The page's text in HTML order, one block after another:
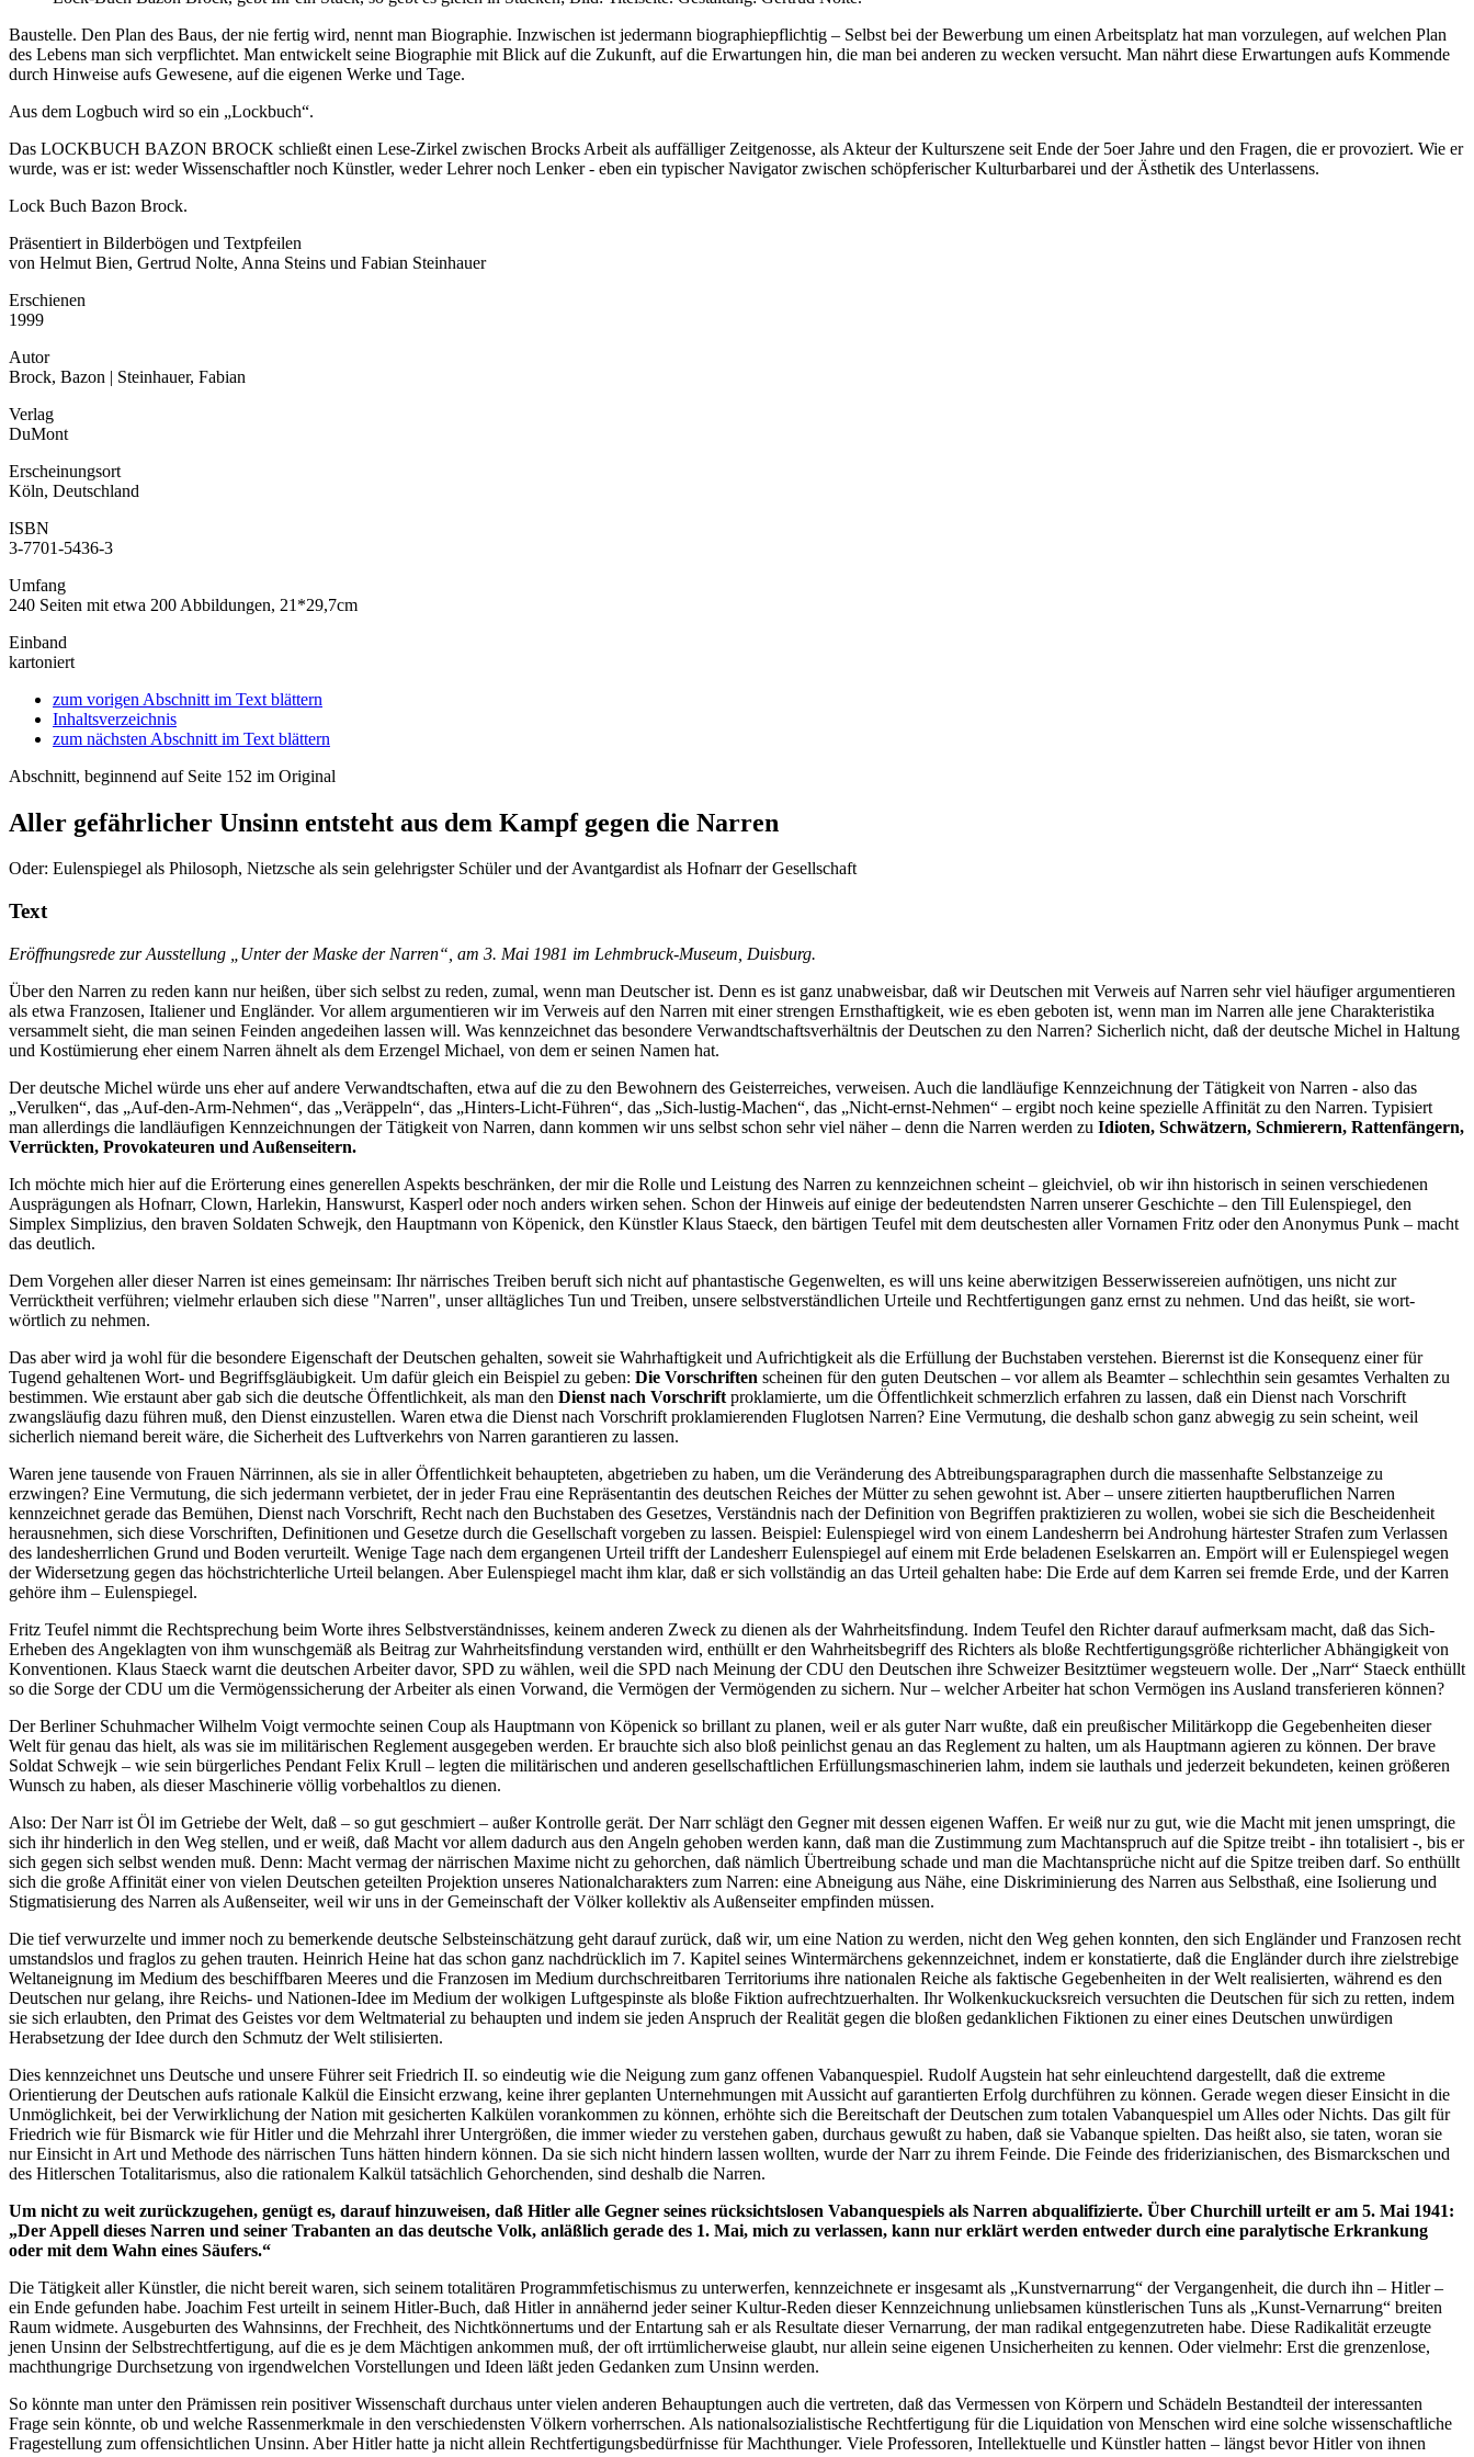
Baustelle. Den Plan des Baus, der nie fertig wird, nennt man Biographie. Inzwischen ist jedermann biographiepflichtig – Selbst bei der Bewerbung um einen Arbeitsplatz hat man vorzulegen, auf welchen Plan
des Lebens man sich verpflichtet. Man entwickelt seine Biographie mit Blick auf die Zukunft, auf die Erwartungen hin, die man bei anderen zu wecken versucht. Man nährt diese Erwartungen aufs Kommende
durch Hinweise aufs Gewesene, auf die eigenen Werke und Tage.
Aus dem Logbuch wird so ein „Lockbuch“.
Das LOCKBUCH BAZON BROCK schließt einen Lese-Zirkel zwischen Brocks Arbeit als auffälliger Zeitgenosse, als Akteur der Kulturszene seit Ende der 5oer Jahre und den Fragen, die er provoziert. Wie er
wurde, was er ist: weder Wissenschaftler noch Künstler, weder Lehrer noch Lenker - eben ein typischer Navigator zwischen schöpferischer Kulturbarbarei und der Ästhetik des Unterlassens.
Lock Buch Bazon Brock.
Präsentiert in Bilderbögen und Textpfeilen
von Helmut Bien, Gertrud Nolte, Anna Steins und Fabian Steinhauer
Erschienen
1999
Autor
Brock, Bazon | Steinhauer, Fabian
Verlag
DuMont
Erscheinungsort
Köln, Deutschland
ISBN
3-7701-5436-3
Umfang
240 Seiten mit etwa 200 Abbildungen, 21*29,7cm
Einband
kartoniert
zum vorigen Abschnitt im Text blättern
Inhaltsverzeichnis
zum nächsten Abschnitt im Text blättern
Abschnitt, beginnend auf Seite 152 im Original
Aller gefährlicher Unsinn entsteht aus dem Kampf gegen die Narren
Oder: Eulenspiegel als Philosoph, Nietzsche als sein gelehrigster Schüler und der Avantgardist als Hofnarr der Gesellschaft
Text
Eröffnungsrede zur Ausstellung „Unter der Maske der Narren“, am 3. Mai 1981 im Lehmbruck-Museum, Duisburg.
Über den Narren zu reden kann nur heißen, über sich selbst zu reden, zumal, wenn man Deutscher ist. Denn es ist ganz unabweisbar, daß wir Deutschen mit Verweis auf Narren sehr viel häufiger argumentieren
als etwa Franzosen, Italiener und Engländer. Vor allem argumentieren wir im Verweis auf den Narren mit einer strengen Ernsthaftigkeit, wie es eben geboten ist, wenn man im Narren alle jene Charakteristika
versammelt sieht, die man seinen Feinden angedeihen lassen will. Was kennzeichnet das besondere Verwandtschaftsverhältnis der Deutschen zu den Narren? Sicherlich nicht, daß der deutsche Michel in Haltung
und Kostümierung eher einem Narren ähnelt als dem Erzengel Michael, von dem er seinen Namen hat.
Der deutsche Michel würde uns eher auf andere Verwandtschaften, etwa auf die zu den Bewohnern des Geisterreiches, verweisen. Auch die landläufige Kennzeichnung der Tätigkeit von Narren - also das
„Verulken“, das „Auf-den-Arm-Nehmen“, das „Veräppeln“, das „Hinters-Licht-Führen“, das „Sich-lustig-Machen“, das „Nicht-ernst-Nehmen“ – ergibt noch keine spezielle Affinität zu den Narren. Typisiert
man allerdings die landläufigen Kennzeichnungen der Tätigkeit von Narren, dann kommen wir uns selbst schon sehr viel näher – denn die Narren werden zu Idioten, Schwätzern, Schmierern, Rattenfängern,
Verrückten, Provokateuren und Außenseitern.
Ich möchte mich hier auf die Erörterung eines generellen Aspekts beschränken, der mir die Rolle und Leistung des Narren zu kennzeichnen scheint – gleichviel, ob wir ihn historisch in seinen verschiedenen
Ausprägungen als Hofnarr, Clown, Harlekin, Hanswurst, Kasperl oder noch anders wirken sehen. Schon der Hinweis auf einige der bedeutendsten Narren unserer Geschichte – den Till Eulenspiegel, den
Simplex Simplizius, den braven Soldaten Schwejk, den Hauptmann von Köpenick, den Künstler Klaus Staeck, den bärtigen Teufel mit dem deutschesten aller Vornamen Fritz oder den Anonymus Punk – macht
das deutlich.
Dem Vorgehen aller dieser Narren ist eines gemeinsam: Ihr närrisches Treiben beruft sich nicht auf phantastische Gegenwelten, es will uns keine aberwitzigen Besserwissereien aufnötigen, uns nicht zur
Verrücktheit verführen; vielmehr erlauben sich diese "Narren", unser alltägliches Tun und Treiben, unsere selbstverständlichen Urteile und Rechtfertigungen ganz ernst zu nehmen. Und das heißt, sie wort-
wörtlich zu nehmen.
Das aber wird ja wohl für die besondere Eigenschaft der Deutschen gehalten, soweit sie Wahrhaftigkeit und Aufrichtigkeit als die Erfüllung der Buchstaben verstehen. Bierernst ist die Konsequenz einer für
Tugend gehaltenen Wort- und Begriffsgläubigkeit. Um dafür gleich ein Beispiel zu geben: Die Vorschriften scheinen für den guten Deutschen – vor allem als Beamter – schlechthin sein gesamtes Verhalten zu
bestimmen. Wie erstaunt aber gab sich die deutsche Öffentlichkeit, als man den Dienst nach Vorschrift proklamierte, um die Öffentlichkeit schmerzlich erfahren zu lassen, daß ein Dienst nach Vorschrift
zwangsläufig dazu führen muß, den Dienst einzustellen. Waren etwa die Dienst nach Vorschrift proklamierenden Fluglotsen Narren? Eine Vermutung, die deshalb schon ganz abwegig zu sein scheint, weil
sicherlich niemand bereit wäre, die Sicherheit des Luftverkehrs von Narren garantieren zu lassen.
Waren jene tausende von Frauen Närrinnen, als sie in aller Öffentlichkeit behaupteten, abgetrieben zu haben, um die Veränderung des Abtreibungsparagraphen durch die massenhafte Selbstanzeige zu
erzwingen? Eine Vermutung, die sich jedermann verbietet, der in jeder Frau eine Repräsentantin des deutschen Reiches der Mütter zu sehen gewohnt ist. Aber – unsere zitierten hauptberuflichen Narren
kennzeichnet gerade das Bemühen, Dienst nach Vorschrift, Recht nach den Buchstaben des Gesetzes, Verständnis nach der Definition von Begriffen praktizieren zu wollen, wobei sie sich die Bescheidenheit
herausnehmen, sich diese Vorschriften, Definitionen und Gesetze durch die Gesellschaft vorgeben zu lassen. Beispiel: Eulenspiegel wird von einem Landesherrn bei Androhung härtester Strafen zum Verlassen
des landesherrlichen Grund und Boden verurteilt. Wenige Tage nach dem ergangenen Urteil trifft der Landesherr Eulenspiegel auf einem mit Erde beladenen Eselskarren an. Empört will er Eulenspiegel wegen
der Widersetzung gegen das höchstrichterliche Urteil belangen. Aber Eulenspiegel macht ihm klar, daß er sich vollständig an das Urteil gehalten habe: Die Erde auf dem Karren sei fremde Erde, und der Karren
gehöre ihm – Eulenspiegel.
Fritz Teufel nimmt die Rechtsprechung beim Worte ihres Selbstverständnisses, keinem anderen Zweck zu dienen als der Wahrheitsfindung. Indem Teufel den Richter darauf aufmerksam macht, daß das Sich-
Erheben des Angeklagten von ihm wunschgemäß als Beitrag zur Wahrheitsfindung verstanden wird, enthüllt er den Wahrheitsbegriff des Richters als bloße Rechtfertigungsgröße richterlicher Abhängigkeit von
Konventionen. Klaus Staeck warnt die deutschen Arbeiter davor, SPD zu wählen, weil die SPD nach Meinung der CDU den Deutschen ihre Schweizer Besitztümer wegsteuern wolle. Der „Narr“ Staeck enthüllt
so die Sorge der CDU um die Vermögenssicherung der Arbeiter als einen Vorwand, die Vermögen der Vermögenden zu sichern. Nur – welcher Arbeiter hat schon Vermögen ins Ausland transferieren können?
Der Berliner Schuhmacher Wilhelm Voigt vermochte seinen Coup als Hauptmann von Köpenick so brillant zu planen, weil er als guter Narr wußte, daß ein preußischer Militärkopp die Gegebenheiten dieser
Welt für genau das hielt, als was sie im militärischen Reglement ausgegeben werden. Er brauchte sich also bloß peinlichst genau an das Reglement zu halten, um als Hauptmann agieren zu können. Der brave
Soldat Schwejk – wie sein bürgerliches Pendant Felix Krull – legten die militärischen und anderen gesellschaftlichen Erfüllungsmaschinerien lahm, indem sie lauthals und jederzeit bekundeten, keinen größeren
Wunsch zu haben, als dieser Maschinerie völlig vorbehaltlos zu dienen.
Also: Der Narr ist Öl im Getriebe der Welt, daß – so gut geschmiert – außer Kontrolle gerät. Der Narr schlägt den Gegner mit dessen eigenen Waffen. Er weiß nur zu gut, wie die Macht mit jenen umspringt, die
sich ihr hinderlich in den Weg stellen, und er weiß, daß Macht vor allem dadurch aus den Angeln gehoben werden kann, daß man die Zustimmung zum Machtanspruch auf die Spitze treibt - ihn totalisiert -, bis er
sich gegen sich selbst wenden muß. Denn: Macht vermag der närrischen Maxime nicht zu gehorchen, daß nämlich Übertreibung schade und man die Machtansprüche nicht auf die Spitze treiben darf. So enthüllt
sich die große Affinität einer von vielen Deutschen geteilten Projektion unseres Nationalcharakters zum Narren: eine Abneigung aus Nähe, eine Diskriminierung des Narren aus Selbsthaß, eine Isolierung und
Stigmatisierung des Narren als Außenseiter, weil wir uns in der Gemeinschaft der Völker kollektiv als Außenseiter empfinden müssen.
Die tief verwurzelte und immer noch zu bemerkende deutsche Selbsteinschätzung geht darauf zurück, daß wir, um eine Nation zu werden, nicht den Weg gehen konnten, den sich Engländer und Franzosen recht
umstandslos und fraglos zu gehen trauten. Heinrich Heine hat das schon ganz nachdrücklich im 7. Kapitel seines Wintermärchens gekennzeichnet, indem er konstatierte, daß die Engländer durch ihre zielstrebige
Weltaneignung im Medium des beschiffbaren Meeres und die Franzosen im Medium durchschreitbaren Territoriums ihre nationalen Reiche als faktische Gegebenheiten in der Welt realisierten, während es den
Deutschen nur gelang, ihre Reichs- und Nationen-Idee im Medium der wolkigen Luftgespinste als bloße Fiktion aufrechtzuerhalten. Ihr Wolkenkuckucksreich versuchten die Deutschen für sich zu retten, indem
sie sich erlaubten, den Primat des Geistes vor dem Weltmaterial zu behaupten und indem sie jeden Anspruch der Realität gegen die bloßen gedanklichen Fiktionen zu einer eines Deutschen unwürdigen
Herabsetzung der Idee durch den Schmutz der Welt stilisierten.
Dies kennzeichnet uns Deutsche und unsere Führer seit Friedrich II. so eindeutig wie die Neigung zum ganz offenen Vabanquespiel. Rudolf Augstein hat sehr einleuchtend dargestellt, daß die extreme
Orientierung der Deutschen aufs rationale Kalkül die Einsicht erzwang, keine ihrer geplanten Unternehmungen mit Aussicht auf garantierten Erfolg durchführen zu können. Gerade wegen dieser Einsicht in die
Unmöglichkeit, bei der Verwirklichung der Nation mit gesicherten Kalkülen vorankommen zu können, erhöhte sich die Bereitschaft der Deutschen zum totalen Vabanquespiel um Alles oder Nichts. Das gilt für
Friedrich wie für Bismarck wie für Hitler und die Mehrzahl ihrer Untergrößen, die immer wieder zu verstehen gaben, durchaus gewußt zu haben, daß sie Vabanque spielten. Das heißt also, sie taten, woran sie
nur Einsicht in Art und Methode des närrischen Tuns hätten hindern können. Da sie sich nicht hindern lassen wollten, wurde der Narr zu ihrem Feinde. Die Feinde des friderizianischen, des Bismarckschen und
des Hitlerschen Totalitarismus, also die rationalem Kalkül tatsächlich Gehorchenden, sind deshalb die Narren.
Um nicht zu weit zurückzugehen, genügt es, darauf hinzuweisen, daß Hitler alle Gegner seines rücksichtslosen Vabanquespiels als Narren abqualifizierte. Über Churchill urteilt er am 5. Mai 1941:
„Der Appell dieses Narren und seiner Trabanten an das deutsche Volk, anläßlich gerade des 1. Mai, mich zu verlassen, kann nur erklärt werden entweder durch eine paralytische Erkrankung
oder mit dem Wahn eines Säufers.“
Die Tätigkeit aller Künstler, die nicht bereit waren, sich seinem totalitären Programmfetischismus zu unterwerfen, kennzeichnete er insgesamt als „Kunstvernarrung“ der Vergangenheit, die durch ihn – Hitler –
ein Ende gefunden habe. Joachim Fest urteilt in seinem Hitler-Buch, daß Hitler in annähernd jeder seiner Kultur-Reden dieser Kennzeichnung unliebsamen künstlerischen Tuns als „Kunst-Vernarrung“ breiten
Raum widmete. Ausgeburten des Wahnsinns, der Frechheit, des Nichtkönnertums und der Entartung sah er als Resultate dieser Vernarrung, der man radikal entgegenzutreten habe. Diese Radikalität erzeugte
jenen Unsinn der Selbstrechtfertigung, auf die es je dem Mächtigen ankommen muß, der oft irrtümlicherweise glaubt, nur allein seine eigenen Unsicherheiten zu kennen. Oder vielmehr: Erst die grenzenlose,
machthungrige Durchsetzung von irgendwelchen Vorstellungen und Ideen läßt jeden Gedanken zum Unsinn werden.
So könnte man unter den Prämissen rein positiver Wissenschaft durchaus unter vielen anderen Behauptungen auch die vertreten, daß das Vermessen von Körpern und Schädeln Bestandteil der interessanten
Frage sein könnte, ob und welche Rassenmerkmale in den verschiedensten Völkern vorherrschen. Als nationalsozialistische Rechtfertigung für die Liquidation von Menschen wird eine solche wissenschaftliche
Fragestellung zum offensichtlichen Unsinn. Aber Hitler hatte ja nicht allein Rechtfertigungsbedürfnisse für Machthunger. Viele Professoren, Intellektuelle und Künstler hatten – längst bevor Hitler von ihnen